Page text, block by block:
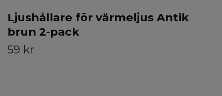
Ljushållare för värmeljus Antik
brun 2-pack
59 kr